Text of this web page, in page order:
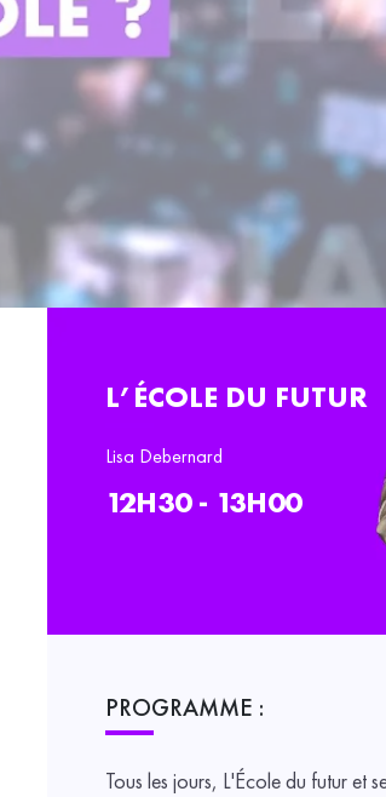
L’ÉCOLE DU FUTUR
Lisa Debernard
12H30 - 13H00
PROGRAMME :
Tous les jours, L'École du futur et